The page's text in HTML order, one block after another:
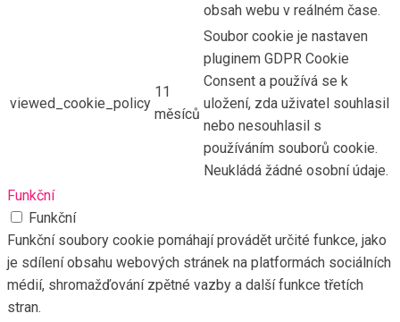
obsah webu v reálném čase.
viewed_cookie_policy
11
měsíců
Soubor cookie je nastaven
pluginem GDPR Cookie
Consent a používá se k
uložení, zda uživatel souhlasil
nebo nesouhlasil s
používáním souborů cookie.
Neukládá žádné osobní údaje.
Funkční
Funkční
Funkční soubory cookie pomáhají provádět určité funkce, jako
je sdílení obsahu webových stránek na platformách sociálních
médií, shromažďování zpětné vazby a další funkce třetích
stran.